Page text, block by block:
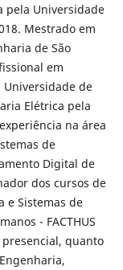
pela Universidade
Mestrado em
de São
em
Universidade de
Elétrica pela
na área
de
Digital de
dos cursos de
e Sistemas de
- FACTHUS
presencial, quanto